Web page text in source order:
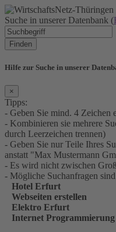
Suche in unserer Datenbank (
Finden
Hilfe zur Suche in unserer
×
Tipps:
- Geben Sie mind. 4 Zeichen
- Kombinieren sie mehrere
durch Leerzeichen trennen)
- Geben Sie nur Teile Ihres
anstatt "Max Mustermann
- Es wird nicht zwischen
- Mögliche Suchanfragen
Hotel Erfurt
Webseiten erstellen
Elektro Erfurt
Internet Programmierung